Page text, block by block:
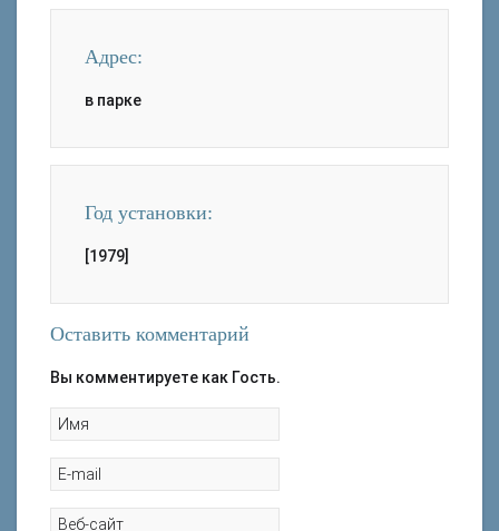
Адрес:
в парке
Год установки:
[1979]
Оставить комментарий
Вы комментируете как Гость.